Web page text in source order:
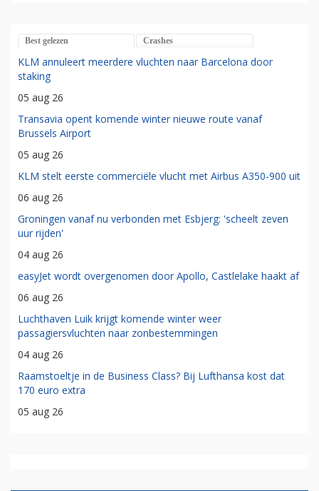
Best gelezen Crashes
KLM annuleert meerdere vluchten naar Barcelona door
staking
05 aug 26
Transavia opent komende winter nieuwe route vanaf
Brussels Airport
05 aug 26
KLM stelt eerste commerciële vlucht met Airbus A350-900 uit
06 aug 26
Groningen vanaf nu verbonden met Esbjerg: 'scheelt zeven
uur rijden'
04 aug 26
easyJet wordt overgenomen door Apollo, Castlelake haakt af
06 aug 26
Luchthaven Luik krijgt komende winter weer
passagiersvluchten naar zonbestemmingen
04 aug 26
Raamstoeltje in de Business Class? Bij Lufthansa kost dat
170 euro extra
05 aug 26